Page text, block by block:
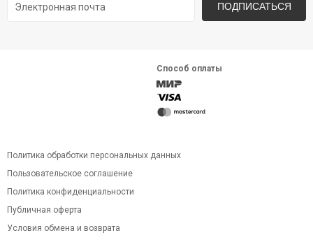
ПОДПИСАТЬСЯ
Способ оплаты
Политика обработки персональных данных
Пользовательское соглашение
Политика конфиденциальности
Публичная оферта
Условия обмена и возврата